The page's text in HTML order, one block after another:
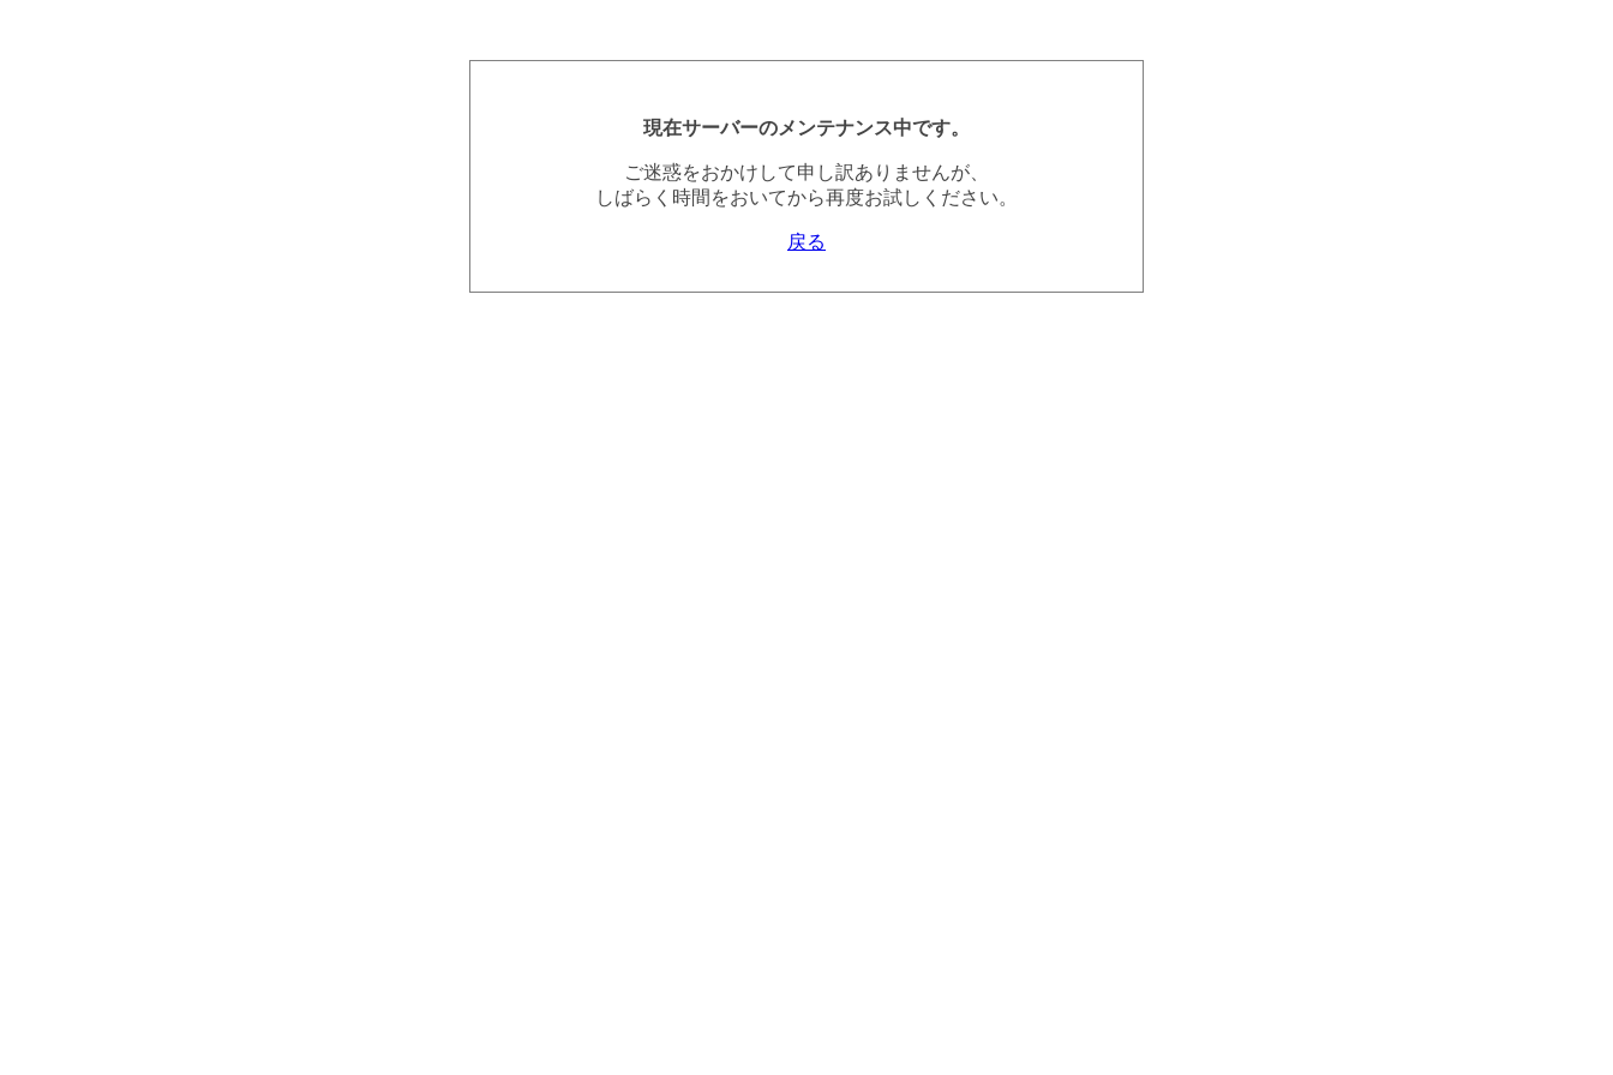
現在サーバーのメンテナンス中です。
ご迷惑をおかけして申し訳ありませんが、
しばらく時間をおいてから再度お試しください。
戻る